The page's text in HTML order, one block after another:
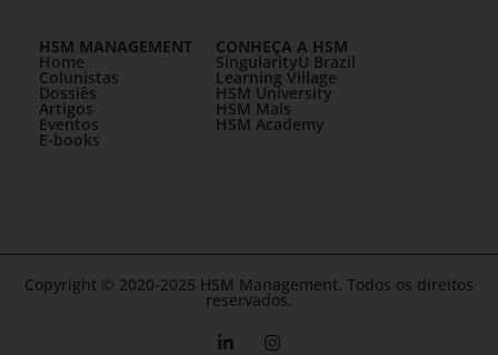
HSM MANAGEMENT
Home
Colunistas
Dossiês
Artigos
Eventos
E-books
CONHEÇA A HSM
SingularityU Brazil
Learning Village
HSM University
HSM Mais
HSM Academy
Copyright © 2020-2025 HSM Management. Todos os direitos
reservados.